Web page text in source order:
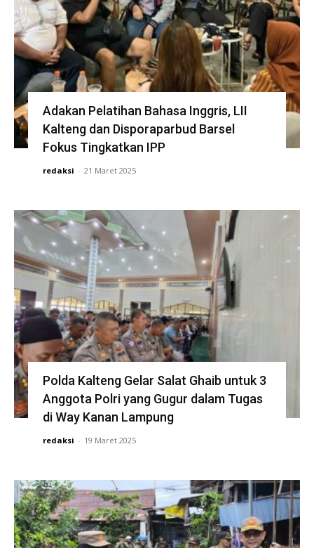
Adakan Pelatihan Bahasa Inggris, LII
Kalteng dan Disporaparbud Barsel
Fokus Tingkatkan IPP
redaksi - 21 Maret 2025
Polda Kalteng Gelar Salat Ghaib untuk 3
Anggota Polri yang Gugur dalam Tugas
di Way Kanan Lampung
redaksi - 19 Maret 2025